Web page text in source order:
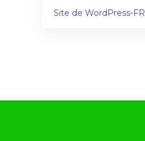
Site de WordPress-FR